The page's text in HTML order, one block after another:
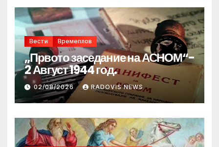
Вести Времеплов
„Првото заседание на АСНОМ“-
2 Август 1944 год.
02/08/2026 RADOVIS NEWS